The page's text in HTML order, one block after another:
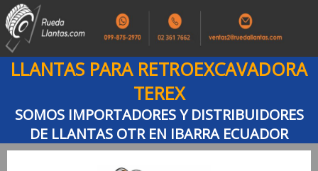
LLANTAS PARA RETROEXCAVADORA
TEREX
SOMOS IMPORTADORES Y DISTRIBUIDORES
DE LLANTAS OTR EN IBARRA ECUADOR